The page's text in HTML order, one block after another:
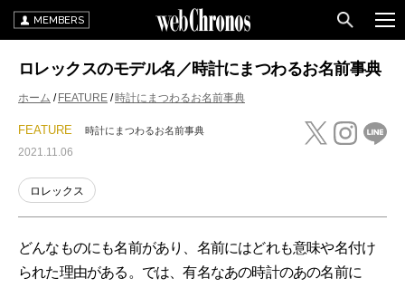
MEMBERS
ロレックスのモデル名／時計にまつわるお名前事典
ホーム FEATURE 時計にまつわるお名前事典
FEATURE 時計にまつわるお名前事典
2021.11.06
ロレックス
どんなものにも名前があり、名前にはどれも意味や名付け
られた理由がある。では、有名なあの時計のあの名前に